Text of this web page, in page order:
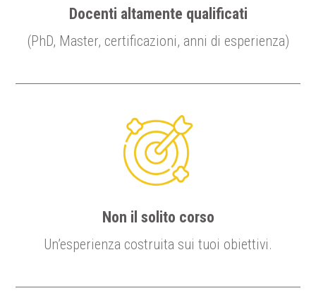
Docenti altamente qualificati
(PhD, Master, certificazioni, anni di esperienza)
Non il solito corso
Un’esperienza costruita sui tuoi obiettivi.